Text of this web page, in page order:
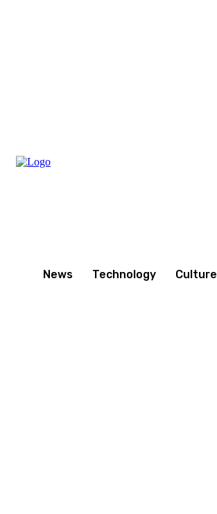
News Technology Culture